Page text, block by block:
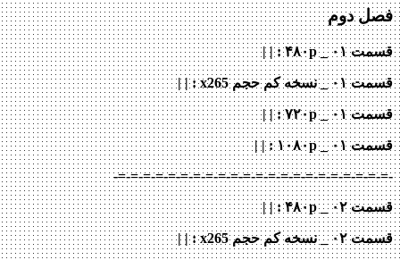
فصل دوم
قسمت ۰۱ _ ۴۸۰p : | |
قسمت ۰۱ _ نسخه کم حجم x265 : | |
قسمت ۰۱ _ ۷۲۰p : | |
قسمت ۰۱ _ ۱۰۸۰p
: | |
-=-=-=-=-=-=-=-=-=-=-=-=-=-=-=-=-=-=-=-=-=-=-
قسمت ۰۲ _ ۴۸۰p : | |
قسمت ۰۲ _ نسخه کم حجم x265 : | |